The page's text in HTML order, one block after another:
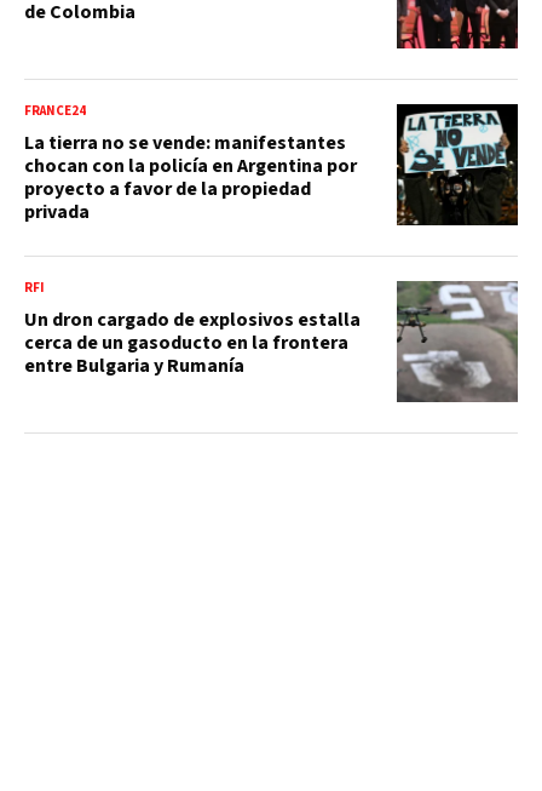
de Colombia
FRANCE24
La tierra no se vende: manifestantes
chocan con la policía en Argentina por
proyecto a favor de la propiedad
privada
RFI
Un dron cargado de explosivos estalla
cerca de un gasoducto en la frontera
entre Bulgaria y Rumanía